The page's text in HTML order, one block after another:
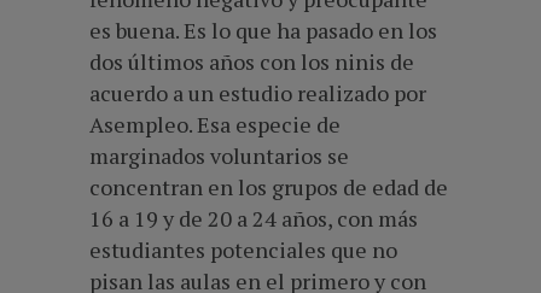
es buena. Es lo que ha pasado en los
dos últimos años con los ninis de
acuerdo a un estudio realizado por
Asempleo. Esa especie de
marginados voluntarios se
concentran en los grupos de edad de
16 a 19 y de 20 a 24 años, con más
estudiantes potenciales que no
pisan las aulas en el primero y con